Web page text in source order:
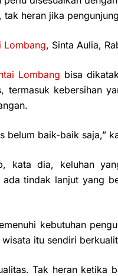
heran jika
Lombang, Sinta Aulia,
Lombang bisa
termasuk kebersihan
belum baik-baik saja,”
kata dia, keluhan
tindak lanjut yang
kebutuhan
itu sendiri
Tak heran ketika